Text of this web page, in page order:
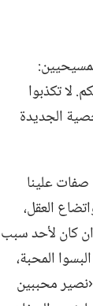
لا تكذبوا
الجديدة
علينا
العقل،‏
كان لأحد سبب
المحبة،‏
محببين